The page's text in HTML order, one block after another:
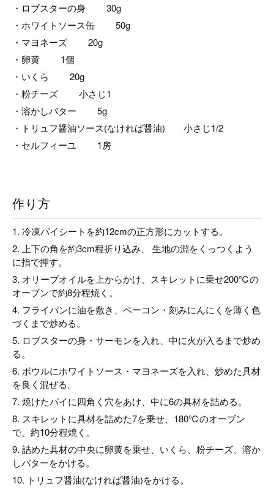
・ロブスターの身 30g
・ホワイトソース缶 50g
・マヨネーズ 20g
・卵黄 1個
・いくら 20g
・粉チーズ 小さじ1
・溶かしバター 5g
・トリュフ醤油ソース(なければ醤油) 小さじ1/2
・セルフィーユ 1房
作り方
1. 冷凍パイシートを約12cmの正方形にカットする。
2. 上下の角を約3cm程折り込み、 生地の淵をくっつくよう
に指で押す。
3. オリーブオイルを上からかけ、スキレットに乗せ200℃の
オーブンで約8分程焼く。
4. フライパンに油を敷き、ベーコン・刻みにんにくを薄く色
づくまで炒める。
5. ロブスターの身・サーモンを入れ、中に火が入るまで炒め
る。
6. ボウルにホワイトソース・マヨネーズを入れ、炒めた具材
を良く混ぜる。
7. 焼けたパイに四角く穴をあけ、中に6の具材を詰める。
8. スキレットに具材を詰めた7を乗せ、180℃のオーブン
で、約10分程焼く。
9. 詰めた具材の中央に卵黄を乗せ、いくら、粉チーズ、溶か
しバターをかける。
10. トリュフ醤油(なければ醤油)をかける。